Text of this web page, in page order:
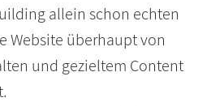
allein schon echten
Website überhaupt von
und gezieltem Content